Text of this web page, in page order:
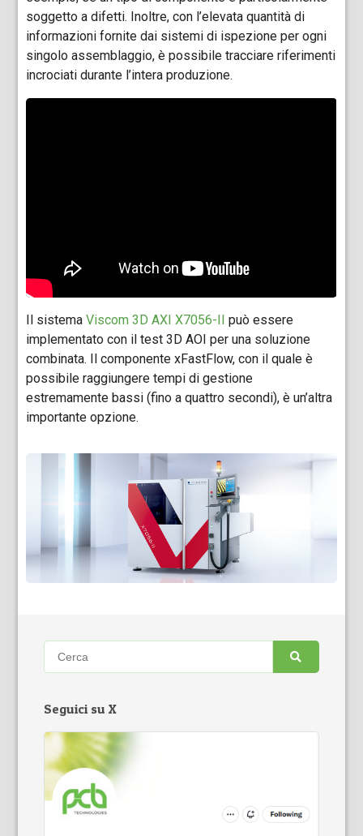
soggetto a difetti. Inoltre, con l’elevata quantità di
informazioni fornite dai sistemi di ispezione per ogni
singolo assemblaggio, è possibile tracciare riferimenti
incrociati durante l’intera produzione.
Il sistemaViscom 3D AXI X7056-II può essere
implementato con il test 3D AOI per una soluzione
combinata. Il componente xFastFlow, con il quale è
possibile raggiungere tempi di gestione
estremamente bassi (fino a quattro secondi), è un’altra
importante opzione.
Seguici su X